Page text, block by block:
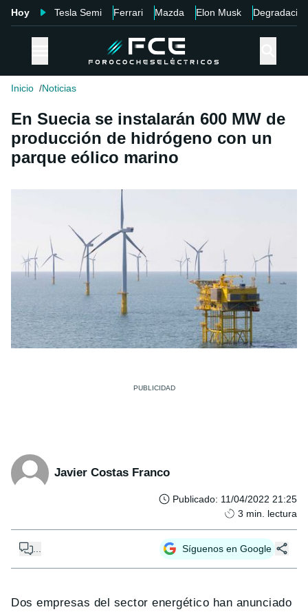
Hoy Tesla Semi Ferrari Mazda Elon Musk Degradación
Inicio Noticias
En Suecia se instalarán 600 MW de
producción de hidrógeno con un
parque eólico marino
Javier Costas Franco
Publicado: 11/04/2022 21:25
3 min. lectura
Síguenos en Google
Dos empresas del sector energético han anunciado